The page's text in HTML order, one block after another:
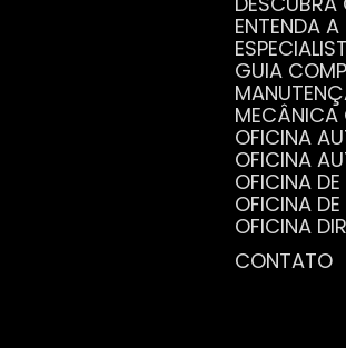
ENTENDA
GUIA
OFICINA
OFICINA
OFICINA
OFICINA
OFICINA
OFICINA
POR QUE
CONTATO